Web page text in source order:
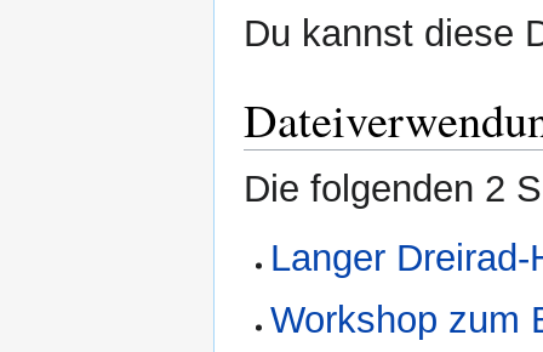
Du kannst diese
Die folgenden 2
Langer
Workshop zum